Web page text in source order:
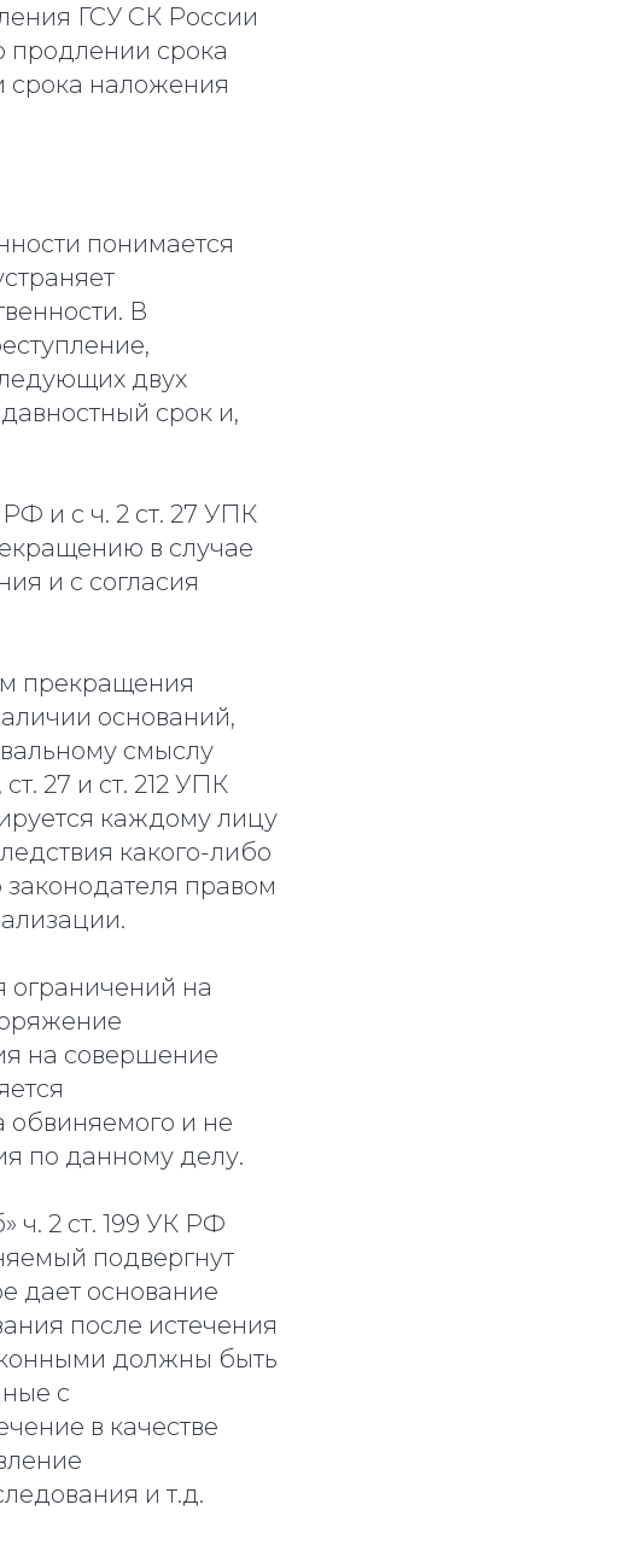
ГСУ СК России
продлении срока
наложения
понимается
В
двух
срок и,
и с ч. 2 ст. 27 УПК
в случае
и с согласия
прекращения
оснований,
смыслу
27 и ст. 212 УПК
каждому лицу
какого-либо
правом
ограничений на
на совершение
обвиняемого и не
по данному делу.
ч. 2 ст. 199 УК РФ
подвергнут
дает основание
после истечения
должны быть
с
в качестве
и т.д.